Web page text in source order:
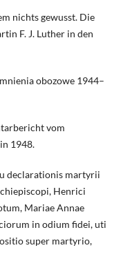
nichts gewusst. Die
F. J. Luther in den
obozowe 1944–
vom
1948.
declarationis martyrii
Henrici
Mariae Annae
in odium fidei, uti
super martyrio,